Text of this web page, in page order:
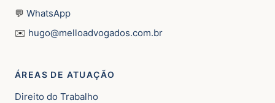
💬 WhatsApp
✉️ hugo@melloadvogados.com.br
ÁREAS DE ATUAÇÃO
Direito do Trabalho